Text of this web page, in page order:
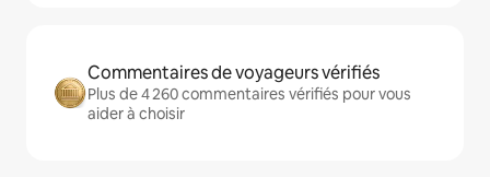
Commentaires de voyageurs vérifiés
Plus de 4 260 commentaires vérifiés pour vous
aider à choisir